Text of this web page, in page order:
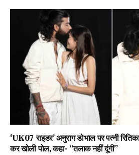
‘UK07 राइडर’ अनुराग डोभाल पर पत्नी
कर खोली पोल, कहा- “तलाक नहीं दूंगी”